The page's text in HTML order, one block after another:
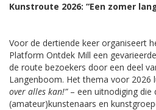
Kunstroute 2026: “Een zomer
Voor de dertiende keer organiseert
Platform Ontdek Mill een
de route bezoekers door een deel
Langenboom. Het thema voor 2026
over alles kan!”– een uitnodiging die
(amateur)kunstenaars en